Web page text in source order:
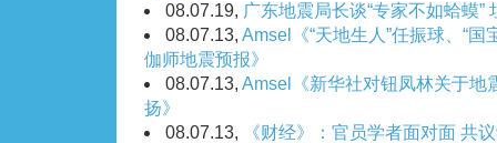
08.07.19, 广东地震局长谈“专家不如蛤蟆”
08.07.13, Amsel《“天地生人”任振球、“
伽师地震预报》
08.07.13, Amsel《新华社对钮凤林关于地
扬》
08.07.13,
《财经》：官员学者面对面 共